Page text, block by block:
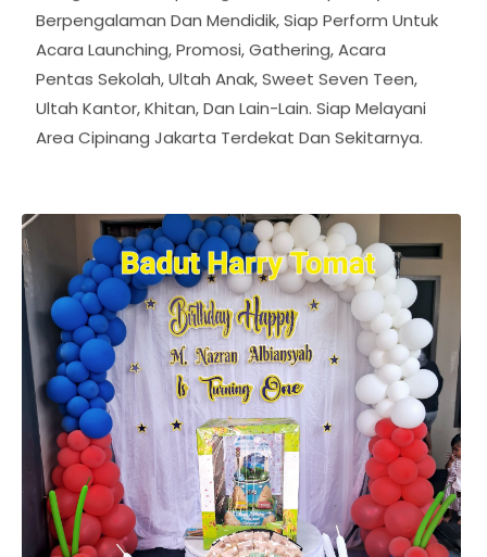
Berpengalaman Dan Mendidik, Siap Perform Untuk
Acara Launching, Promosi, Gathering, Acara
Pentas Sekolah, Ultah Anak, Sweet Seven Teen,
Ultah Kantor, Khitan, Dan Lain-Lain. Siap Melayani
Area Cipinang Jakarta Terdekat Dan Sekitarnya.